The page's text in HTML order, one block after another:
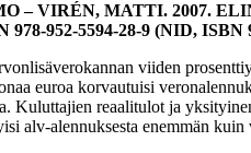
– VIRÉN, MATTI. 2007.
952-5594-28-9 (NID,
viiden
euroa korvautuisi
Kuluttajien reaalitulot ja
alv-alennuksesta enemmän kuin